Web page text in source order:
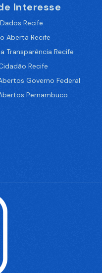
Interesse
Recife
Aberta Recife
Transparência Recife
Recife
Governo Federal
Pernambuco